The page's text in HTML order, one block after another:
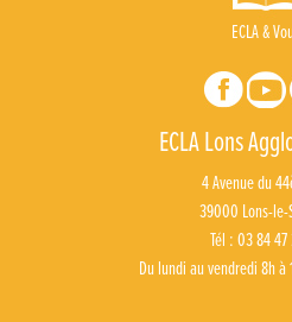
ECLA &
ECLA Lons
4 Avenue du
39000 Lons-
Tél : 03 84 47
Du lundi au vendredi 8h à